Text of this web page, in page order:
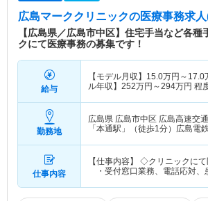
広島マーククリニックの医療事務求
【広島県／広島市中区】住宅手当など各
クにて医療事務の募集です！
給与
【モデル月収】 15.0万円～ 17.0
ル年収】 252万円～294万円 程
勤務地
広島県 広島市中区 広島高速交
「本通駅」（徒歩1分）広島電
仕事内容
【仕事内容】 ◇クリニックに
・受付窓口業務、電話応対